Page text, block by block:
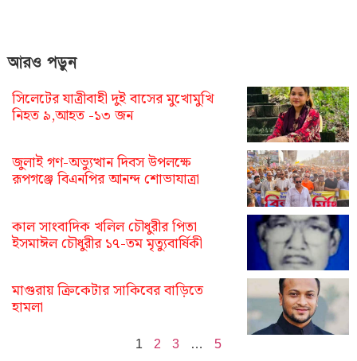
আরও পড়ুন
সিলেটের যাত্রীবাহী দুই বাসের মুখোমুখি
নিহত ৯,আহত -১৩ জন
জুলাই গণ-অভ্যুত্থান দিবস উপলক্ষে
রূপগঞ্জে বিএনপির আনন্দ শোভাযাত্রা
কাল সাংবাদিক খলিল চৌধুরীর পিতা
ইসমাঈল চৌধুরীর ১৭-তম মৃত্যুবার্ষিকী
মাগুরায় ক্রিকেটার সাকিবের বাড়িতে
হামলা
1 2 3 … 5